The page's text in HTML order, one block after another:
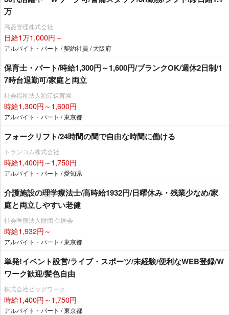
万
髙菱管理株式会社
日給1万1,000円～
アルバイト・パート / 契約社員 / 大阪府
保育士・パート/時給1,300円～1,600円/ブランクOK/週休2日制/1
7時台退勤可/家庭と両立
社会福祉法人狛江保育園
時給1,300円～1,600円
アルバイト・パート / 東京都
フォークリフト/24時間の間で自由な時間に働ける
トランコム株式会社
時給1,400円～1,750円
アルバイト・パート / 愛知県
介護施設の理学療法士/高時給1932円/日曜休み・残業少なめ/家
庭と両立しやすい老健
社会医療法人財団 仁医会
時給1,932円～
アルバイト・パート / 東京都
単発!イベント設営/ライブ・スポーツ/未経験/便利なWEB登録/W
ワーク歓迎/髪色自由
株式会社ビッグワーク
時給1,400円～1,750円
アルバイト・パート / 東京都